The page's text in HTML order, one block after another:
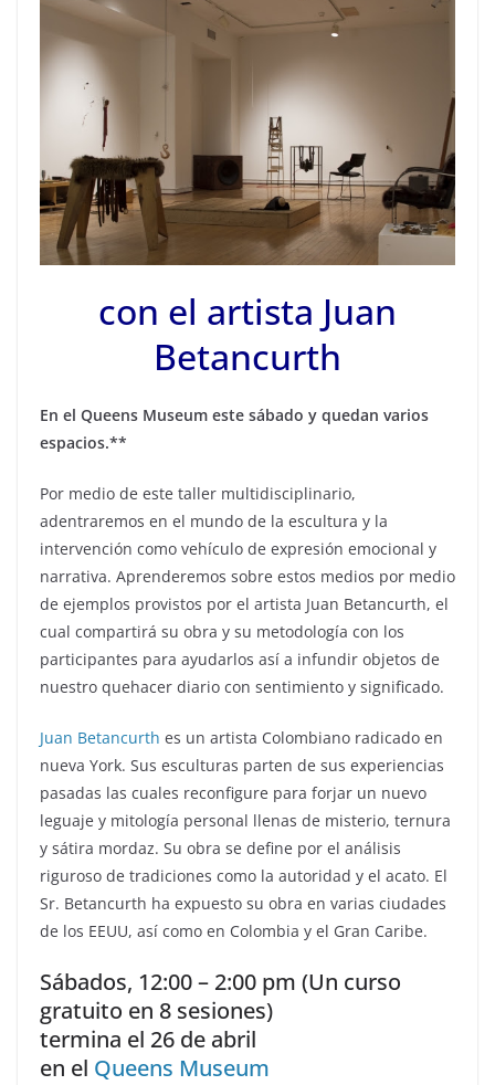
con el artista Juan
Betancurth
En el Queens Museum este sábado y quedan varios
espacios.**
Por medio de este taller multidisciplinario,
adentraremos en el mundo de la escultura y la
intervención como vehículo de expresión emocional y
narrativa. Aprenderemos sobre estos medios por medio
de ejemplos provistos por el artista Juan Betancurth, el
cual compartirá su obra y su metodología con los
participantes para ayudarlos así a infundir objetos de
nuestro quehacer diario con sentimiento y significado.
Juan Betancurth es un artista Colombiano radicado en
nueva York. Sus esculturas parten de sus experiencias
pasadas las cuales reconfigure para forjar un nuevo
leguaje y mitología personal llenas de misterio, ternura
y sátira mordaz. Su obra se define por el análisis
riguroso de tradiciones como la autoridad y el acato. El
Sr. Betancurth ha expuesto su obra en varias ciudades
de los EEUU, así como en Colombia y el Gran Caribe.
Sábados, 12:00 – 2:00 pm (Un curso
gratuito en 8 sesiones)
termina el 26 de abril
en el Queens Museum